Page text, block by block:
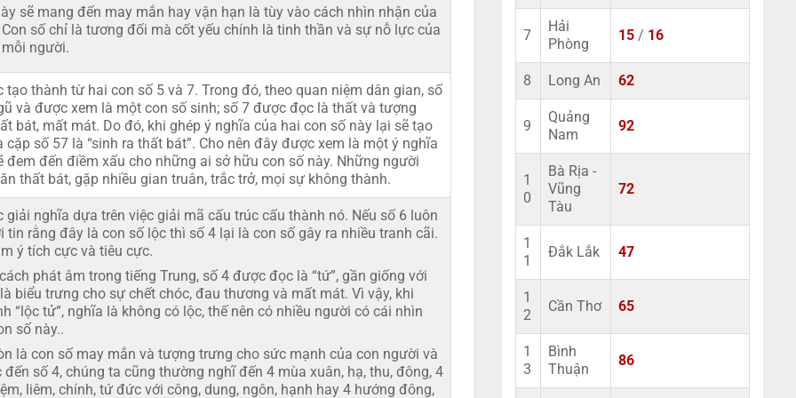
sẽ mang đến may mắn hay vận hạn là tùy vào cách nhìn nhận của
số chỉ là tương đối mà cốt yếu chính là tinh thần và sự nỗ lực của
người.
tạo thành từ hai con số 5 và 7. Trong đó, theo quan niệm dân gian, số
và được xem là một con số sinh; số 7 được đọc là thất và tượng
bát, mất mát. Do đó, khi ghép ý nghĩa của hai con số này lại sẽ tạo
cặp số 57 là “sinh ra thất bát”. Cho nên đây được xem là một ý nghĩa
đem đến điềm xấu cho những ai sở hữu con số này. Những người
thất bát, gặp nhiều gian truân, trắc trở, mọi sự không thành.
giải nghĩa dựa trên việc giải mã cấu trúc cấu thành nó. Nếu số 6 luôn
rằng đây là con số lộc thì số 4 lại là con số gây ra nhiều tranh cãi.
ý tích cực và tiêu cực.
phát âm trong tiếng Trung, số 4 được đọc là “tứ”, gần giống với
biểu trưng cho sự chết chóc, đau thương và mất mát. Vì vậy, khi
“lộc tử”, nghĩa là không có lộc, thế nên có nhiều người có cái nhìn
số này..
là con số may mắn và tượng trưng cho sức mạnh của con người và
đến số 4, chúng ta cũng thường nghĩ đến 4 mùa xuân, hạ, thu, đông, 4
liêm, chính, tứ đức với công, dung, ngôn, hạnh hay 4 hướng đông,
7
Hải
Phòng
15 / 16
8 Long An 62
9
Quảng
Nam
92
1
0
Bà Rịa -
Vũng
Tàu
72
1
1
Đắk Lắk 47
1
2
Cần Thơ 65
1
3
Bình
Thuận
86